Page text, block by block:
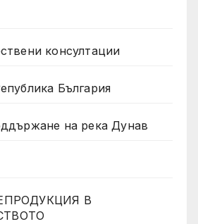
консултации
България
на река Дунав
В